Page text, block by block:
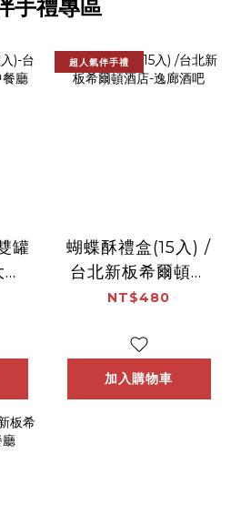
手禮專區
罐
超人氣伴手禮
蝴蝶酥禮盒(15入) /
台北新板希爾頓酒
店-逸廊酒吧
NT$480
加入購物車